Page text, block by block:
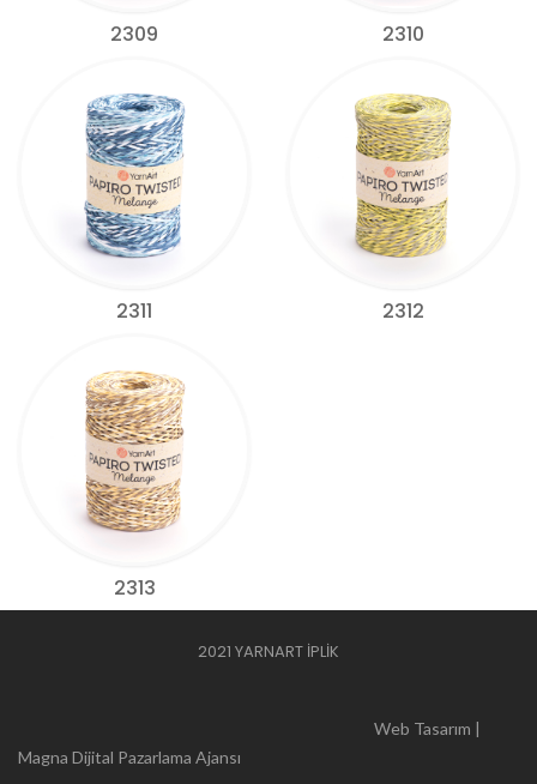
2309 2310
2311 2312
2313
2021 YARNART İPLİK
Web Tasarım |
Magna Dijital Pazarlama Ajansı